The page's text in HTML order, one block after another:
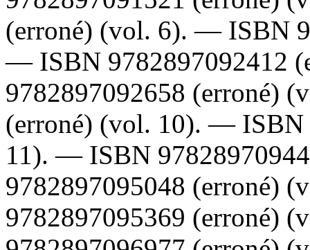
(erroné) (vol. 6). — ISBN
— ISBN 9782897092412
9782897092658 (erroné)
(erroné) (vol. 10). — ISBN
11). — ISBN
9782897095048 (erroné)
9782897095369 (erroné)